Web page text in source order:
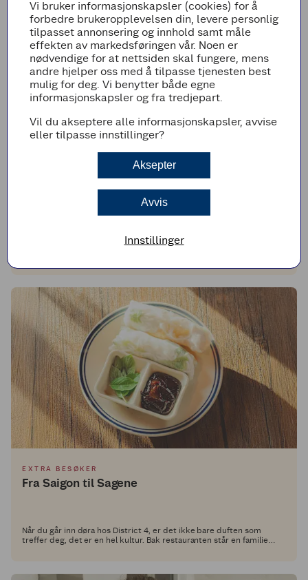
Boboko: Et resultat av jakten på ekte
Etter mange år på hver sin kant av verden innså Abdul og Julian én
EXTRA BESØKER
Fra Saigon til Sagene
Når du går inn døra hos District 4, er det ikke bare duften som
treffer deg, det er en hel kultur. Bak restauranten står en familie
Vi bruker informasjonskapsler (cookies) for å
forbedre brukeropplevelsen din, levere personlig
tilpasset annonsering og innhold samt måle
effekten av markedsføringen vår. Noen er
nødvendige for at nettsiden skal fungere, mens
andre hjelper oss med å tilpasse tjenesten best
mulig for deg. Vi benytter både egne
informasjonskapsler og fra tredjepart.
Vil du akseptere alle informasjonskapsler, avvise
eller tilpasse innstillinger?
Aksepter
Avvis
Innstillinger